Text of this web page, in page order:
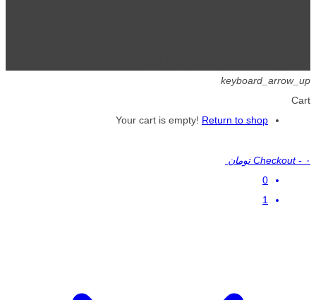
keyboard_arrow_up
Cart
Your cart is empty! Return to shop
Checkout - ۰ تومان
0
1